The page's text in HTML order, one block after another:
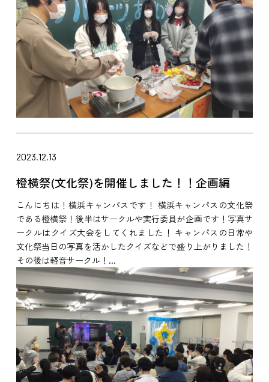
2023.12.13
橙横祭(文化祭)を開催しました！！企画編
こんにちは！横浜キャンパスです！ 横浜キャンパスの文化祭
である橙横祭！後半はサークルや実行委員が企画です！写真サ
ークルはクイズ大会をしてくれました！ キャンパスの日常や
文化祭当日の写真を活かしたクイズなどで盛り上がりました！
その後は軽音サークル！...